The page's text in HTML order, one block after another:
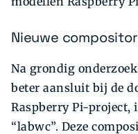
Nieuwe compositor
Na grondig
beter aansluit bij de
Raspberry Pi-project,
“labwc”. Deze